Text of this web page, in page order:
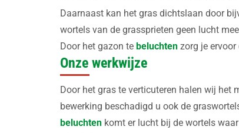
Daarnaast kan het gras dichtslaan door
wortels van de grassprieten geen lucht
Door het gazon te beluchten zorg je
Onze werkwijze
Door het gras te verticuteren halen wij het
bewerking beschadigd u ook de
beluchten komt er lucht bij de wortels